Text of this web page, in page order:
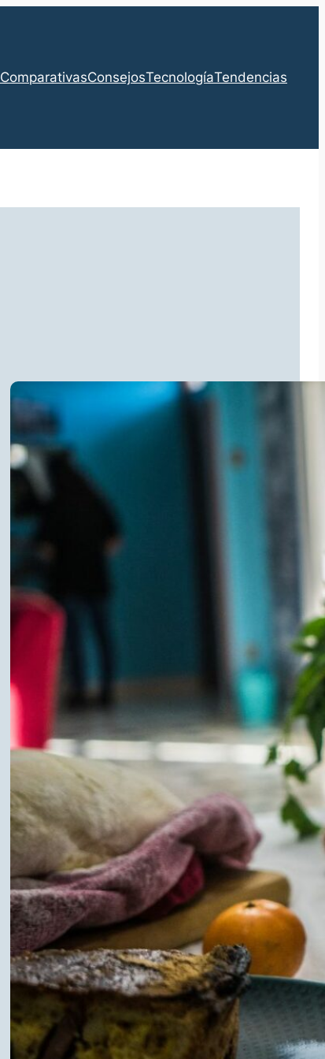
ComparativasConsejosTecnologíaTendencias